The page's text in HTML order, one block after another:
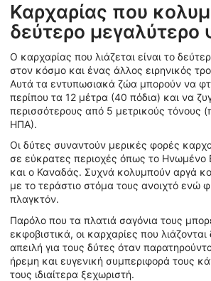
Καρχαρίας που
δεύτερο μεγαλύτερο
Ο καρχαρίας που λιάζεται είναι το
στον κόσμο και ένας άλλος ειρηνικός
Αυτά τα εντυπωσιακά ζώα μπορούν να
περίπου τα 12 μέτρα (40 πόδια) και να
περισσότερους από 5 μετρικούς τόνους
ΗΠΑ).
Οι δύτες συναντούν μερικές φορές
σε εύκρατες περιοχές όπως το Ηνωμένο
και ο Καναδάς. Συχνά κολυμπούν αργά
με το τεράστιο στόμα τους ανοιχτό ενώ
πλαγκτόν.
Παρόλο που τα πλατιά σαγόνια τους
εκφοβιστικά, οι καρχαρίες που
απειλή για τους δύτες όταν
ήρεμη και ευγενική συμπεριφορά τους
τους ιδιαίτερα ξεχωριστή.